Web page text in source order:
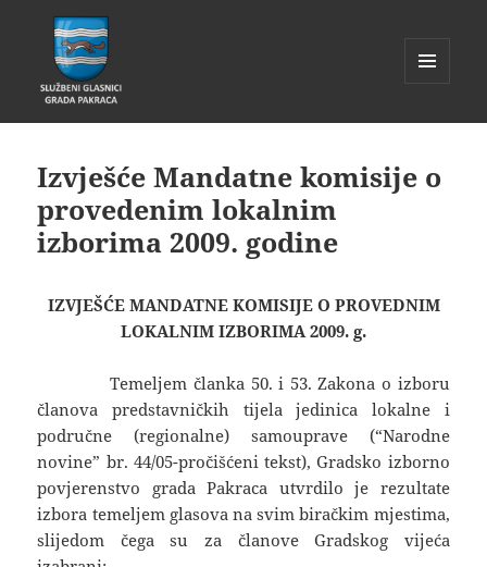
WIDGETI
Izvješće Mandatne komisije o
provedenim lokalnim
izborima 2009. godine
IZVJEŠĆE MANDATNE KOMISIJE O PROVEDNIM
LOKALNIM IZBORIMA 2009. g.
Temeljem članka 50. i 53. Zakona o izboru
članova predstavničkih tijela jedinica lokalne i
područne (regionalne) samouprave (“Narodne
novine” br. 44/05-pročišćeni tekst), Gradsko izborno
povjerenstvo grada Pakraca utvrdilo je rezultate
izbora temeljem glasova na svim biračkim mjestima,
slijedom čega su za članove Gradskog vijeća